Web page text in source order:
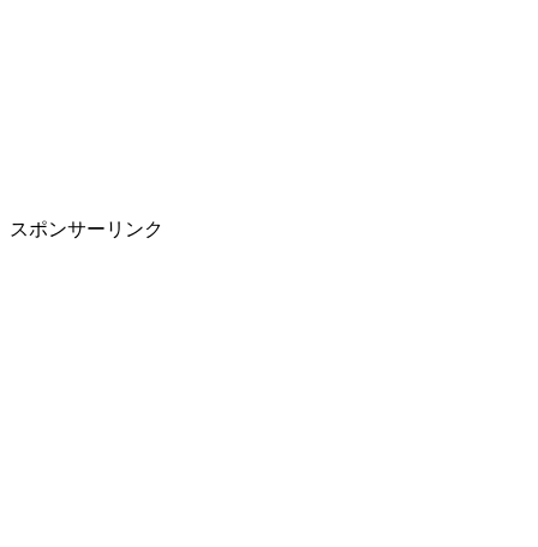
スポンサーリンク